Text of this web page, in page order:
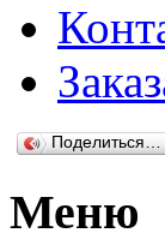
Поделиться…
Меню